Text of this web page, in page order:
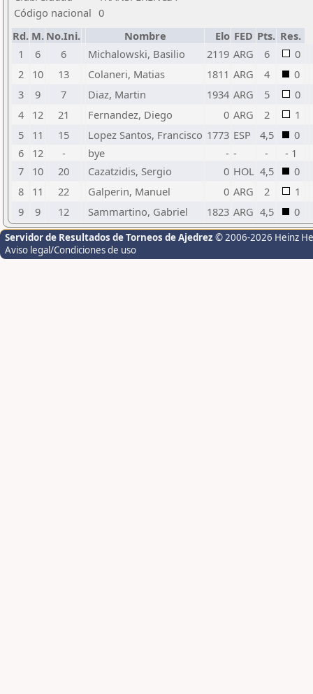
Código nacional 0
Rd. M. No.Ini. Nombre Elo FED Pts. Res.
1
6 6 Michalowski, Basilio 2119 ARG 6
0
2
10 13 Colaneri, Matias 1811 ARG 4
0
3
9 7 Diaz, Martin 1934 ARG 5
0
4
12 21 Fernandez, Diego 0 ARG 2
1
5
11 15 Lopez Santos, Francisco 1773 ESP 4,5
0
6
12 - bye - - -
- 1
7
10 20 Cazatzidis, Sergio 0 HOL 4,5
0
8
11 22 Galperin, Manuel 0 ARG 2
1
9
9 12 Sammartino, Gabriel 1823 ARG 4,5 0
Servidor de Resultados de Torneos de Ajedrez © 2006-2026 Heinz
Aviso legal/Condiciones de uso